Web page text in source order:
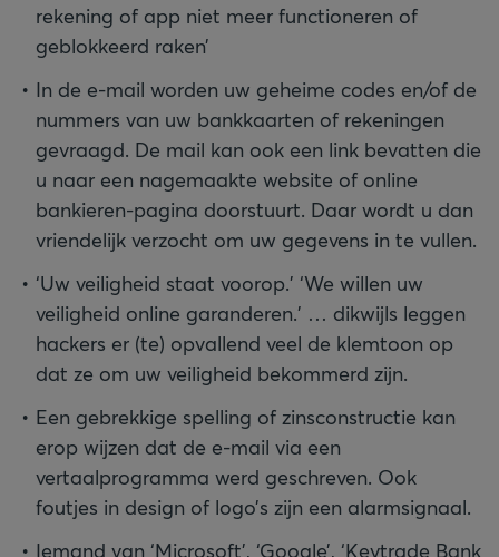
rekening of app niet meer functioneren of
geblokkeerd raken’
In de e-mail worden uw geheime codes en/of de
nummers van uw bankkaarten of rekeningen
gevraagd. De mail kan ook een link bevatten die
u naar een nagemaakte website of online
bankieren-pagina doorstuurt. Daar wordt u dan
vriendelijk verzocht om uw gegevens in te vullen.
‘Uw veiligheid staat voorop.’ ‘We willen uw
veiligheid online garanderen.’ … dikwijls leggen
hackers er (te) opvallend veel de klemtoon op
dat ze om uw veiligheid bekommerd zijn.
Een gebrekkige spelling of zinsconstructie kan
erop wijzen dat de e-mail via een
vertaalprogramma werd geschreven. Ook
foutjes in design of logo’s zijn een alarmsignaal.
Iemand van ‘Microsoft’, ‘Google’, ‘Keytrade Bank